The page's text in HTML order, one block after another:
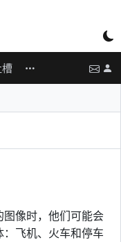
像时，他们可能会
飞机、火车和停车